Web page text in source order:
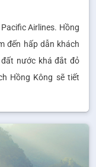
Airlines. Hồng
đến hấp dẫn khách
nước khá đắt đỏ
Hồng Kông sẽ tiết